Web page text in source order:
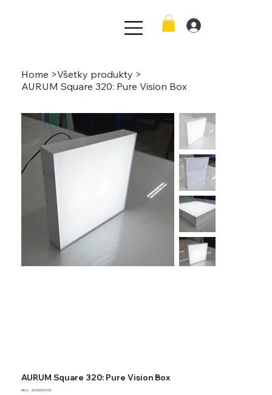
Home >Všetky produkty >
AURUM Square 320: Pure Vision Box
AURUM Square 320: Pure Vision Box
SKU:
SKU
2026040103